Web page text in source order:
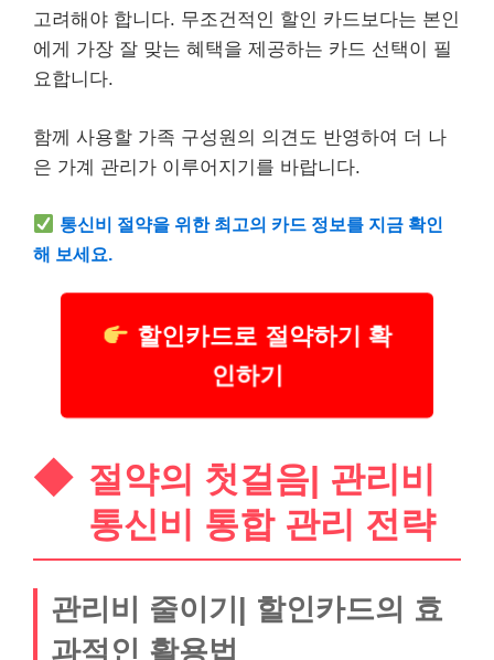
고려해야 합니다. 무조건적인 할인 카드보다는 본인
에게 가장 잘 맞는 혜택을 제공하는 카드 선택이 필
요합니다.
함께 사용할 가족 구성원의 의견도 반영하여 더 나
은 가계 관리가 이루어지기를 바랍니다.
통신비 절약을 위한 최고의 카드 정보를 지금 확인
해 보세요.
할인카드로 절약하기 확
인하기
절약의 첫걸음| 관리비
통신비 통합 관리 전략
관리비 줄이기| 할인카드의 효
과적인 활용법